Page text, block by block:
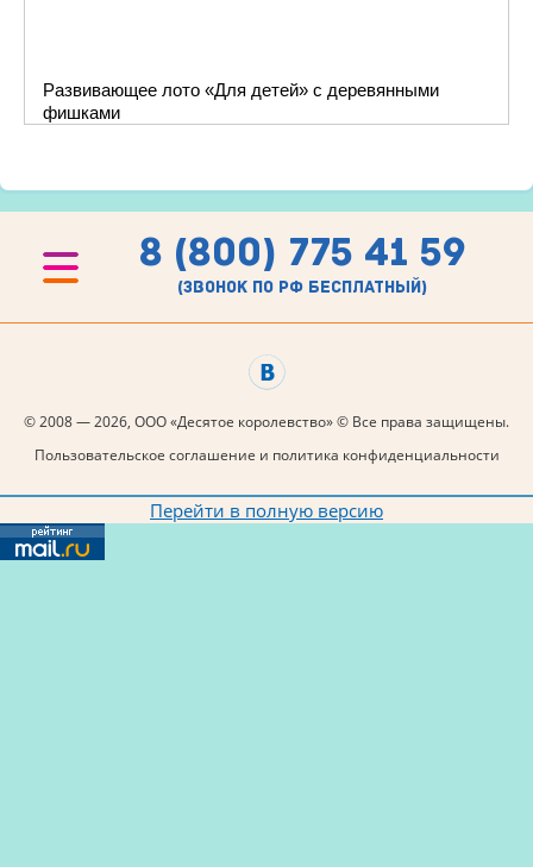
Развивающее лото «Для детей» с деревянными
фишками
8 (800) 775 41 59
(звонок по рф бесплатный)
© 2008 — 2026, ООО «Десятое королевство» © Все права защищены.
Пользовательское соглашение и политика конфиденциальности
Перейти в полную версию